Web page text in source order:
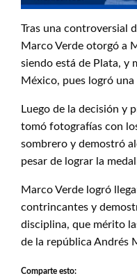
Tras una controversial
Marco Verde otorgó a
siendo está de Plata, y
México, pues logró
Luego de la decisión y
tomó fotografías con
sombrero y demostró
pesar de lograr la
Marco Verde logró
contrincantes y
disciplina, que mérito
de la república Andrés
Comparte esto: